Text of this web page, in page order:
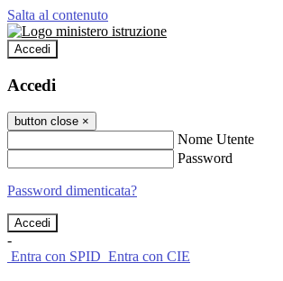
Salta al contenuto
Accedi
Accedi
button close ×
Nome Utente
Password
Password dimenticata?
-
Entra con SPID Entra con CIE